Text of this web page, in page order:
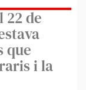
22 de
que
i la